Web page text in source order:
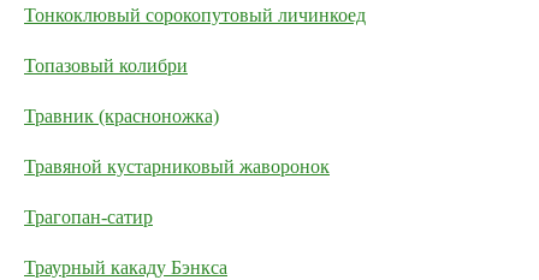
Тонкоклювый сорокопутовый личинкоед
Топазовый колибри
Травник (красноножка)
Травяной кустарниковый жаворонок
Трагопан-сатир
Траурный какаду Бэнкса